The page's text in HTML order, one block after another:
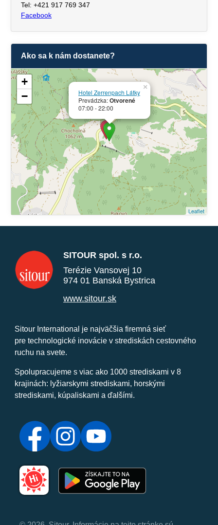
Tel: +421 917 769 347
Facebook
Ako sa k nám dostanete?
Hotel Zerrenpach Látky
Prevádzka:Otvorené
07:00 - 22:00
×
+
−
Leaflet
SITOUR spol. s r.o.
Terézie Vansovej 10
974 01 Banská Bystrica
www.sitour.sk
Sitour International je najväčšia firemná sieť
pre technologické inovácie v strediskách cestovného
ruchu na svete.
Spolupracujeme s viac ako 1000 strediskami v 8
krajinách: lyžiarskymi strediskami, horskými
strediskami, kúpaliskami a ďalšími.